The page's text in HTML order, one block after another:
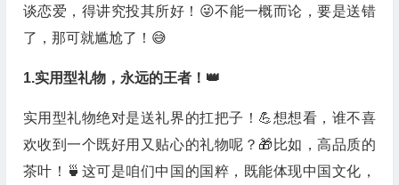
谈恋爱，得讲究投其所好！😜不能一概而论，要是送错
了，那可就尴尬了！😅
1.实用型礼物，永远的王者！👑
实用型礼物绝对是送礼界的扛把子！💪想想看，谁不喜
欢收到一个既好用又贴心的礼物呢？🎁比如，高品质的
茶叶！🍵这可是咱们中国的国粹，既能体现中国文化，